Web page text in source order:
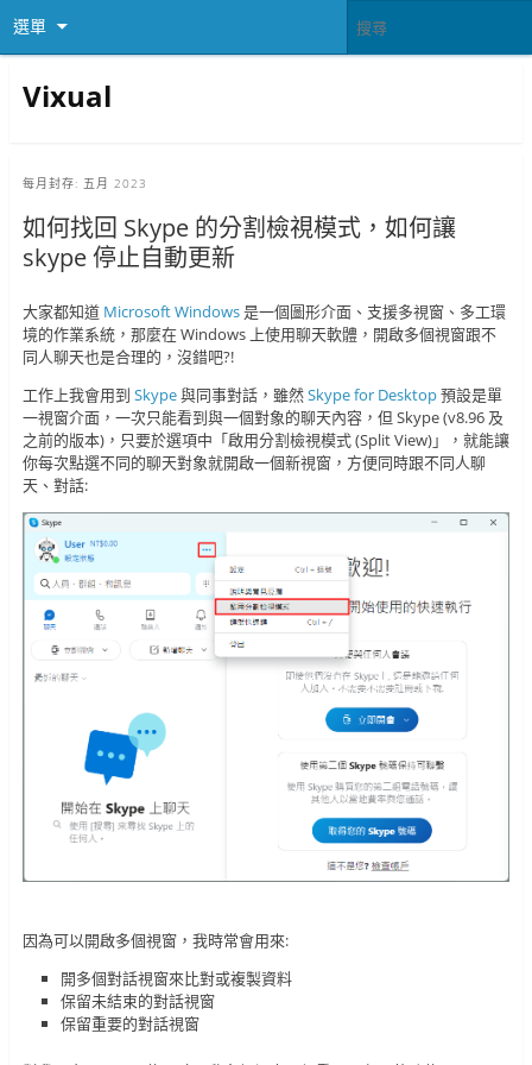
選單
Vixual
每月封存: 五月 2023
如何找回 Skype 的分割檢視模式，如何讓
skype 停止自動更新
大家都知道 Microsoft Windows是一個圖形介面、支援多視窗、多工環
境的作業系統，那麼在 Windows 上使用聊天軟體，開啟多個視窗跟不
同人聊天也是合理的，沒錯吧?!
工作上我會用到 Skype與同事對話，雖然Skype for Desktop預設是單
一視窗介面，一次只能看到與一個對象的聊天內容，但 Skype (v8.96 及
之前的版本)，只要於選項中「啟用分割檢視模式 (Split View)」，就能讓
你每次點選不同的聊天對象就開啟一個新視窗，方便同時跟不同人聊
天、對話:
因為可以開啟多個視窗，我時常會用來:
開多個對話視窗來比對或複製資料
保留未結束的對話視窗
保留重要的對話視窗